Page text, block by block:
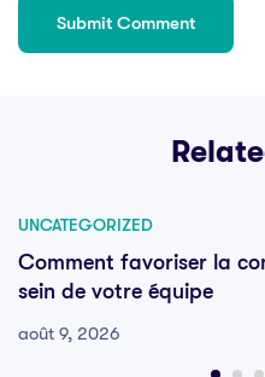
UNCATEGORIZED
Comment favoriser la
sein de votre équipe
août 9, 2026